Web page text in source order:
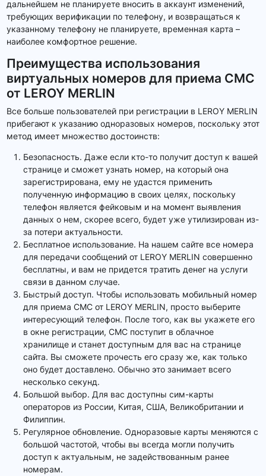
дальнейшем не планируете вносить в аккаунт изменений,
требующих верификации по телефону, и возвращаться к
указанному телефону не планируете, временная карта –
наиболее комфортное решение.
Преимущества использования
виртуальных номеров для приема СМС
от LEROY MERLIN
Все больше пользователей при регистрации в LEROY MERLIN
прибегают к указанию одноразовых номеров, поскольку этот
метод имеет множество достоинств:
Безопасность. Даже если кто-то получит доступ к вашей
странице и сможет узнать номер, на который она
зарегистрирована, ему не удастся применить
полученную информацию в своих целях, поскольку
телефон является фейковым и на момент выявления
данных о нем, скорее всего, будет уже утилизирован из-
за потери актуальности.
Бесплатное использование. На нашем сайте все номера
для передачи сообщений от LEROY MERLIN совершенно
бесплатны, и вам не придется тратить денег на услуги
связи в данном случае.
Быстрый доступ. Чтобы использовать мобильный номер
для приема СМС от LEROY MERLIN, просто выберите
интересующий телефон. После того, как вы укажете его
в окне регистрации, СМС поступит в облачное
хранилище и станет доступным для вас на странице
сайта. Вы сможете прочесть его сразу же, как только
оно будет доставлено. Обычно это занимает всего
несколько секунд.
Большой выбор. Для вас доступны сим-карты
операторов из России, Китая, США, Великобритании и
Филиппин.
Регулярное обновление. Одноразовые карты меняются с
большой частотой, чтобы вы всегда могли получить
доступ к актуальным, не задействованным ранее
номерам.